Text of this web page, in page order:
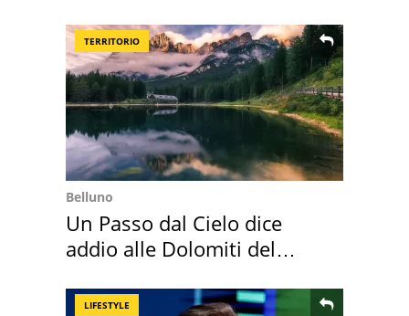
TERRITORIO
Belluno
Un Passo dal Cielo dice
addio alle Dolomiti del
LIFESTYLE